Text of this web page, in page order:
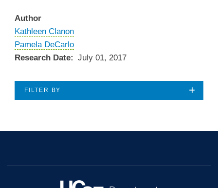
Author
Kathleen Clanon
Pamela DeCarlo
Research Date
July 01, 2017
FILTER BY